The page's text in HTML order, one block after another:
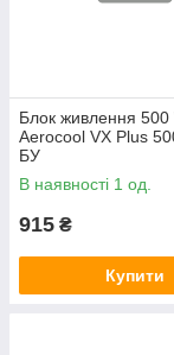
Блок живлення 500
Aerocool VX Plus
БУ
В наявності 1 од.
915 ₴
Купити